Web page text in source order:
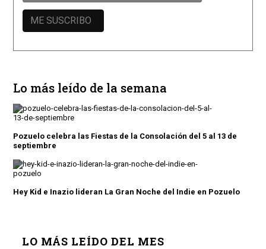
Lo más leído de la semana
Pozuelo celebra las Fiestas de la Consolación del 5 al 13 de
septiembre
Hey Kid e Inazio lideran La Gran Noche del Indie en Pozuelo
LO MÁS LEÍDO DEL MES